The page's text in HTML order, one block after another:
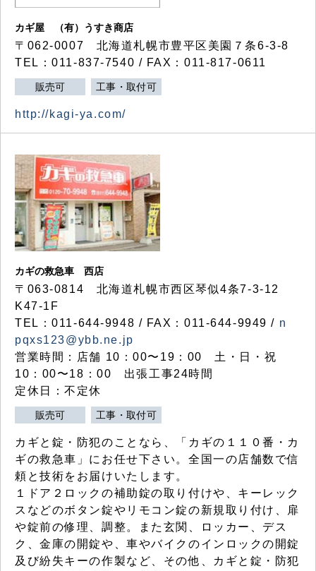
カギ屋 （有）うすき商店
〒062-0007 北海道札幌市豊平区美園７条6-3-8
TEL：011-837-7540 / FAX：011-817-0611
販売可 工事・取付可
http://kagi-ya.com/
カギの救急車 西店
〒063-0814 北海道札幌市西区琴似4条7-3-12
K47-1F
TEL：011-644-9948 / FAX：011-644-9949 / n
pqxs123@ybb.ne.jp
営業時間：店舗 10：00〜19：00 土・日・祝
10：00〜18：00 出張工事24時間
定休日：不定休
販売可 工事・取付可
カギと錠・防犯のことなら、「カギの１１０番・カ
ギの救急車」にお任せ下さい。全国一の店舗数で信
頼と技術をお届けいたします。
１ドア２ロックの補助錠の取り付けや、キーレック
スなどのボタン錠やリモコン錠の新規取り付け、扉
や錠前の修理、調整。また玄関、ロッカー、デス
ク、金庫の開錠や、車やバイクのインロックの開錠
及び紛失キーの作製など、その他、カギと錠・防犯